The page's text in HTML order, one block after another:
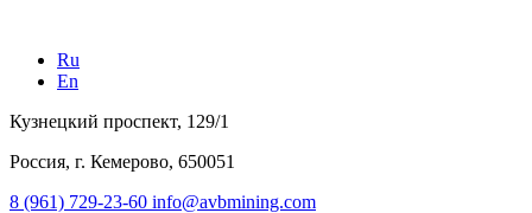
Ru
En
Кузнецкий проспект, 129/1
Россия, г. Кемерово, 650051
8 (961) 729-23-60 info@avbmining.com